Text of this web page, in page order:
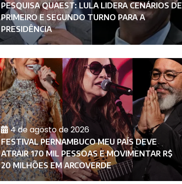
PESQUISA QUAEST: LULA LIDERA CENÁRIOS DE
PRIMEIRO E SEGUNDO TURNO PARA A
PRESIDÊNCIA
4 de agosto de 2026
FESTIVAL PERNAMBUCO MEU PAÍS DEVE
ATRAIR 170 MIL PESSOAS E MOVIMENTAR R$
20 MILHÕES EM ARCOVERDE